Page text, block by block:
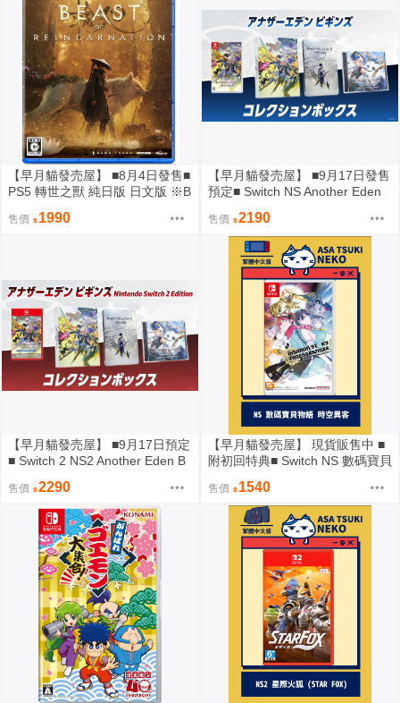
【早月貓發売屋】 ■8月4日發售■
PS5 轉世之獸 純日版 日文版 ※B
售價 1990
【早月貓發売屋】 ■9月17日發售
預定■ Switch NS Another Eden
售價 2190
【早月貓發売屋】 ■9月17日預定
■ Switch 2 NS2 Another Eden B
售價 2290
【早月貓發売屋】 現貨販售中 ■
附初回特典■ Switch NS 數碼寶貝
售價 1540